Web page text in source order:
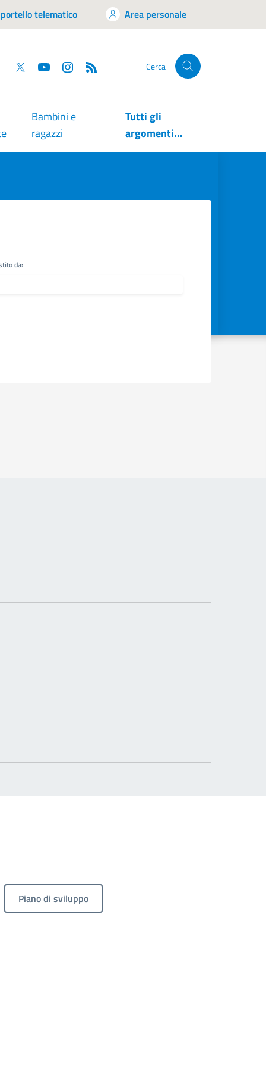
telematico Area personale
Facebook
Twitter YouTube Cerca
Bambini e
ragazzi
Tutti gli
argomenti...
da:
Piano di sviluppo